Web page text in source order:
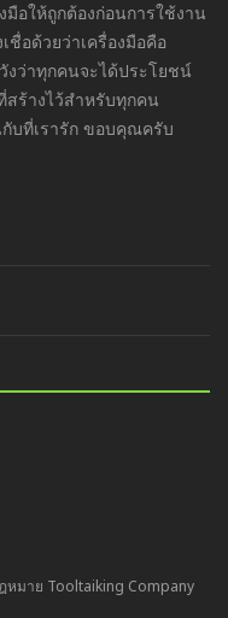
มือให้ถูกต้องก่อนการใช้งาน
ชื่อด้วยว่าเครื่องมือคือ
ว่าทุกคนจะได้ประโยชน์
ร้างไว้สำหรับทุกคน
บที่เรารัก ขอบคุณครับ
มาย Tooltaiking Company